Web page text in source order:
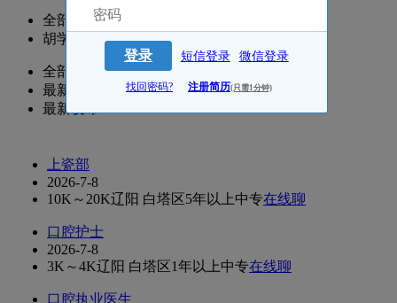
全部
胡学峰(口腔医师)
全部
最新更新
最新发布
上瓷部
2026-7-8
10K～20K辽阳 白塔区5年以上中专在线聊
口腔护士
2026-7-8
3K～4K辽阳 白塔区1年以上中专在线聊
口腔执业医生
登录 短信登录 微信登录
找回密码? 注册简历(只需1分钟)